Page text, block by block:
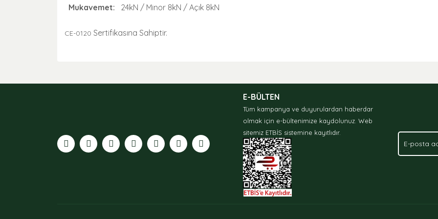
Mukavemet:
24kN / Minor 8kN / Açık 8kN
CE-0120 Sertifikasına Sahiptir.
Ürün fiyatı diğer sitelerden daha pahalı.
Bu ürüne benzer farklı alternatifler olmalı.
E-BÜLTEN
Tüm kampanya ve duyurulardan haberdar
olmak için e-bültenimize kaydolunuz. Web
sitemiz ETBİS sistemine kayıtlıdır.